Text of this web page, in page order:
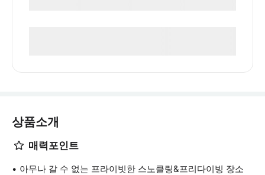
상품소개
매력포인트
아무나 갈 수 없는 프라이빗한 스노클링&프리다이빙 장소